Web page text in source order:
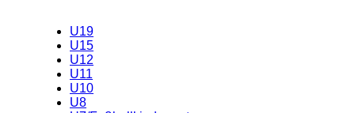
U19
U15
U12
U11
U10
U8